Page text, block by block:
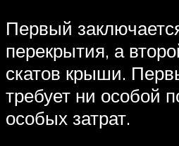
Первый
перекрытия, а
скатов крыши.
требует ни особой
особых затрат.